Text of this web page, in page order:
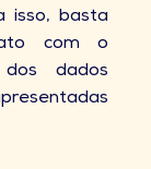
isso, basta
com o
dados